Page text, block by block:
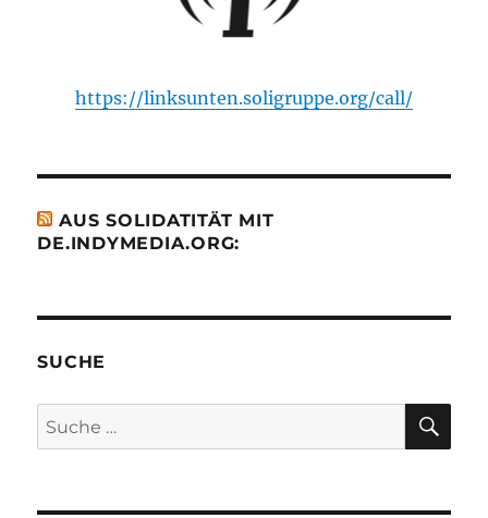
https://linksunten.soligruppe.org/call/
AUS SOLIDATITÄT MIT
DE.INDYMEDIA.ORG:
SUCHE
Suche
nach: